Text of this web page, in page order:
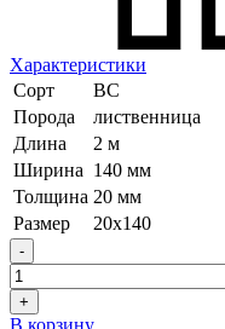
Характеристики
Сорт
ВС
Порода
лиственница
Длина
2 м
Ширина 140 мм
Толщина 20 мм
Размер
20х140
-
+